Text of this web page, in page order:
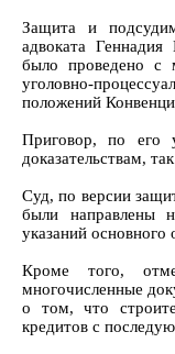
Защита и
адвоката
было проведено с
уголовно-
положений
Приговор, по его
доказательствам,
Суд, по версии
были направлены
указаний основного
Кроме того,
многочисленные
о том, что
кредитов с